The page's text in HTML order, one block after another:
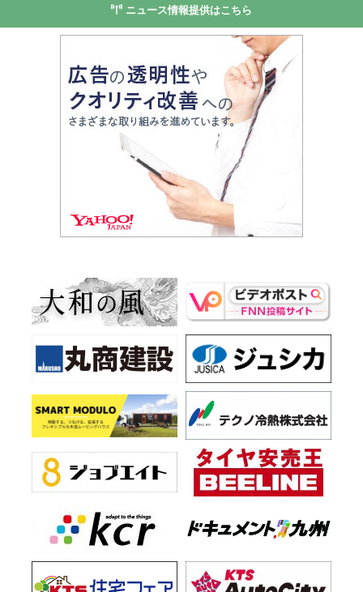
ニュース情報提供はこちら